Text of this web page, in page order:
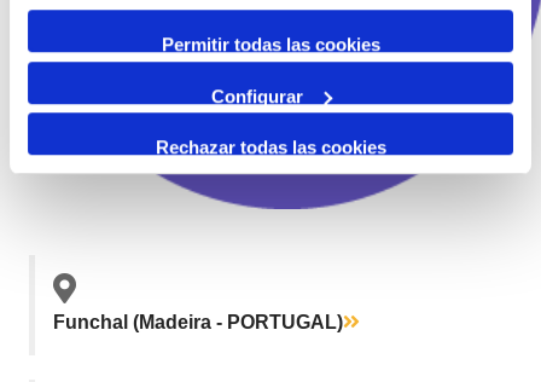
Permitir todas las cookies
Configurar
Rechazar todas las cookies
Funchal (Madeira - PORTUGAL)